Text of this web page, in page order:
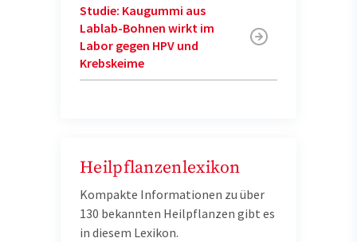
Studie: Kaugummi aus
Lablab-Bohnen wirkt im
Labor gegen HPV und
Krebskeime
Heilpflanzenlexikon
Kompakte Informationen zu über
130 bekannten Heilpflanzen gibt es
in diesem Lexikon.